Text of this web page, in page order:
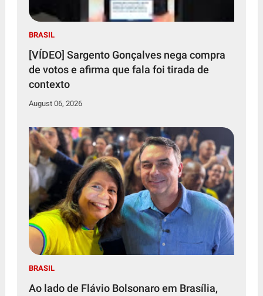
BRASIL
[VÍDEO] Sargento Gonçalves nega compra
de votos e afirma que fala foi tirada de
contexto
August 06, 2026
BRASIL
Ao lado de Flávio Bolsonaro em Brasília,